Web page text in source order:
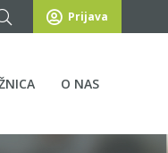
Prijava
O NAS